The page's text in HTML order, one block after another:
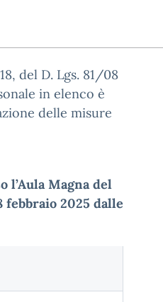
del D. Lgs. 81/08
in elenco è
delle misure
Magna del
febbraio 2025 dalle